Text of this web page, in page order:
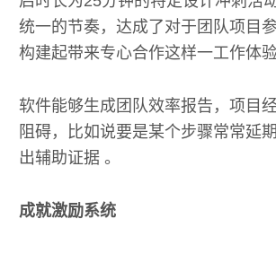
统一的节奏，达成了对于团队项目
构建起带来专心合作这样一工作体验
软件能够生成团队效率报告，项目
阻碍，比如说要是某个步骤常常延
出辅助证据 。
成就激励系统